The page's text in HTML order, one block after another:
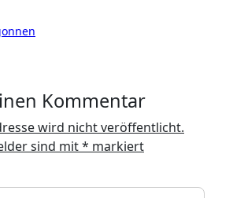
Kommentar
wird nicht veröffentlicht.
sind mit* markiert